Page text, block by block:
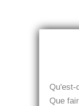
Qu'est-
Que